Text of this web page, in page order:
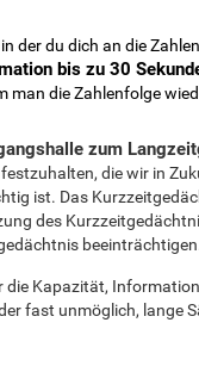
der du dich an die
bis zu 30
man die Zahlenfolge
zum
die wir in
ist. Das
des
Kapazität,
fast unmöglich, lange